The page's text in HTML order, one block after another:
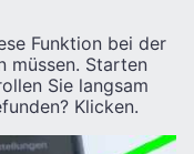
Funktion bei der
müssen. Starten
Sie langsam
Klicken.